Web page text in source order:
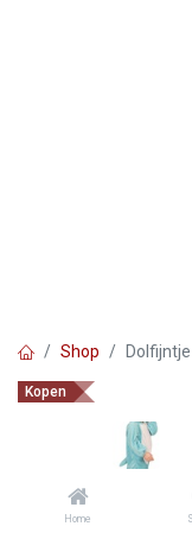
Home
Shop Dolfijntje
Kopen
Dolfijntje